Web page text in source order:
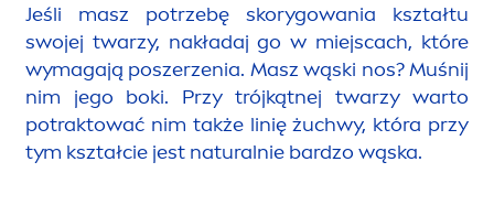
Jeśli masz potrzebę skorygowania kształtu
swojej twarzy, nakładaj go w miejscach, które
wymagają poszerzenia. Masz wąski nos? Muśnij
nim jego boki. Przy trójkątnej twarzy warto
potraktować nim także linię żuchwy, która przy
tym kształcie jest naturalnie bardzo wąska.